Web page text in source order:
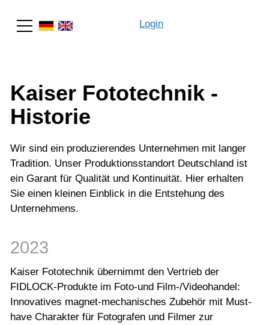
Login
Kaiser Fototechnik -
Historie
Wir sind ein produzierendes Unternehmen mit langer
Tradition. Unser Produktionsstandort Deutschland ist
ein Garant für Qualität und Kontinuität. Hier erhalten
Sie einen kleinen Einblick in die Entstehung des
Unternehmens.
2023
Kaiser Fototechnik übernimmt den Vertrieb der
FIDLOCK-Produkte im Foto-und Film-/Videohandel:
Innovatives magnet-mechanisches Zubehör mit Must-
have Charakter für Fotografen und Filmer zur